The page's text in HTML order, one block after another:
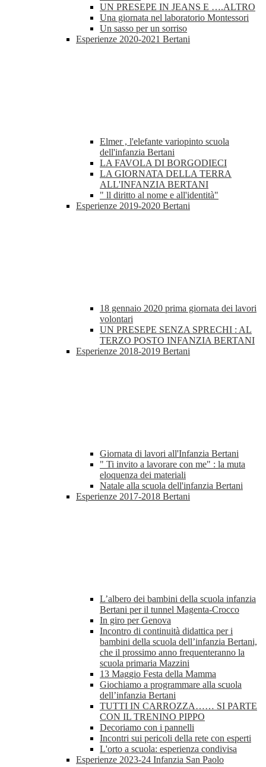
UN PRESEPE IN JEANS E ….ALTRO
Una giornata nel laboratorio Montessori
Un sasso per un sorriso
Esperienze 2020-2021 Bertani
Elmer , l'elefante variopinto scuola
dell'infanzia Bertani
LA FAVOLA DI BORGODIECI
LA GIORNATA DELLA TERRA
ALL'INFANZIA BERTANI
" ll diritto al nome e all'identità"
Esperienze 2019-2020 Bertani
18 gennaio 2020 prima giornata dei lavori
volontari
UN PRESEPE SENZA SPRECHI : AL
TERZO POSTO INFANZIA BERTANI
Esperienze 2018-2019 Bertani
Giornata di lavori all'Infanzia Bertani
" Ti invito a lavorare con me" : la muta
eloquenza dei materiali
Natale alla scuola dell'infanzia Bertani
Esperienze 2017-2018 Bertani
L’albero dei bambini della scuola infanzia
Bertani per il tunnel Magenta-Crocco
In giro per Genova
Incontro di continuità didattica per i
bambini della scuola dell’infanzia Bertani,
che il prossimo anno frequenteranno la
scuola primaria Mazzini
13 Maggio Festa della Mamma
Giochiamo a programmare alla scuola
dell’infanzia Bertani
TUTTI IN CARROZZA…… SI PARTE
CON IL TRENINO PIPPO
Decoriamo con i pannelli
Incontri sui pericoli della rete con esperti
L'orto a scuola: esperienza condivisa
Esperienze 2023-24 Infanzia San Paolo